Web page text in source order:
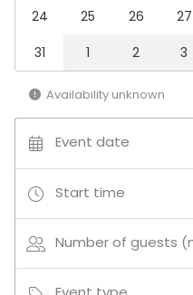
Katajanokan Kasinon
pysäköintipaikkoja.
Ruoka- ja juomatarjoilut
kautta. Katajanokan
omien juomien tuominen
24
25 26 27
31
1 2 3
Availability unknown
Event date
Start time
Number of guests